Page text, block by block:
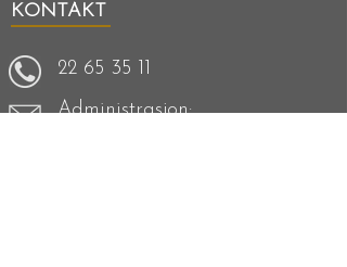
KONTAKT
22 65 35 11
Administrasjon: